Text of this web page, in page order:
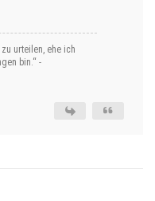
urteilen, ehe ich
bin.“ -